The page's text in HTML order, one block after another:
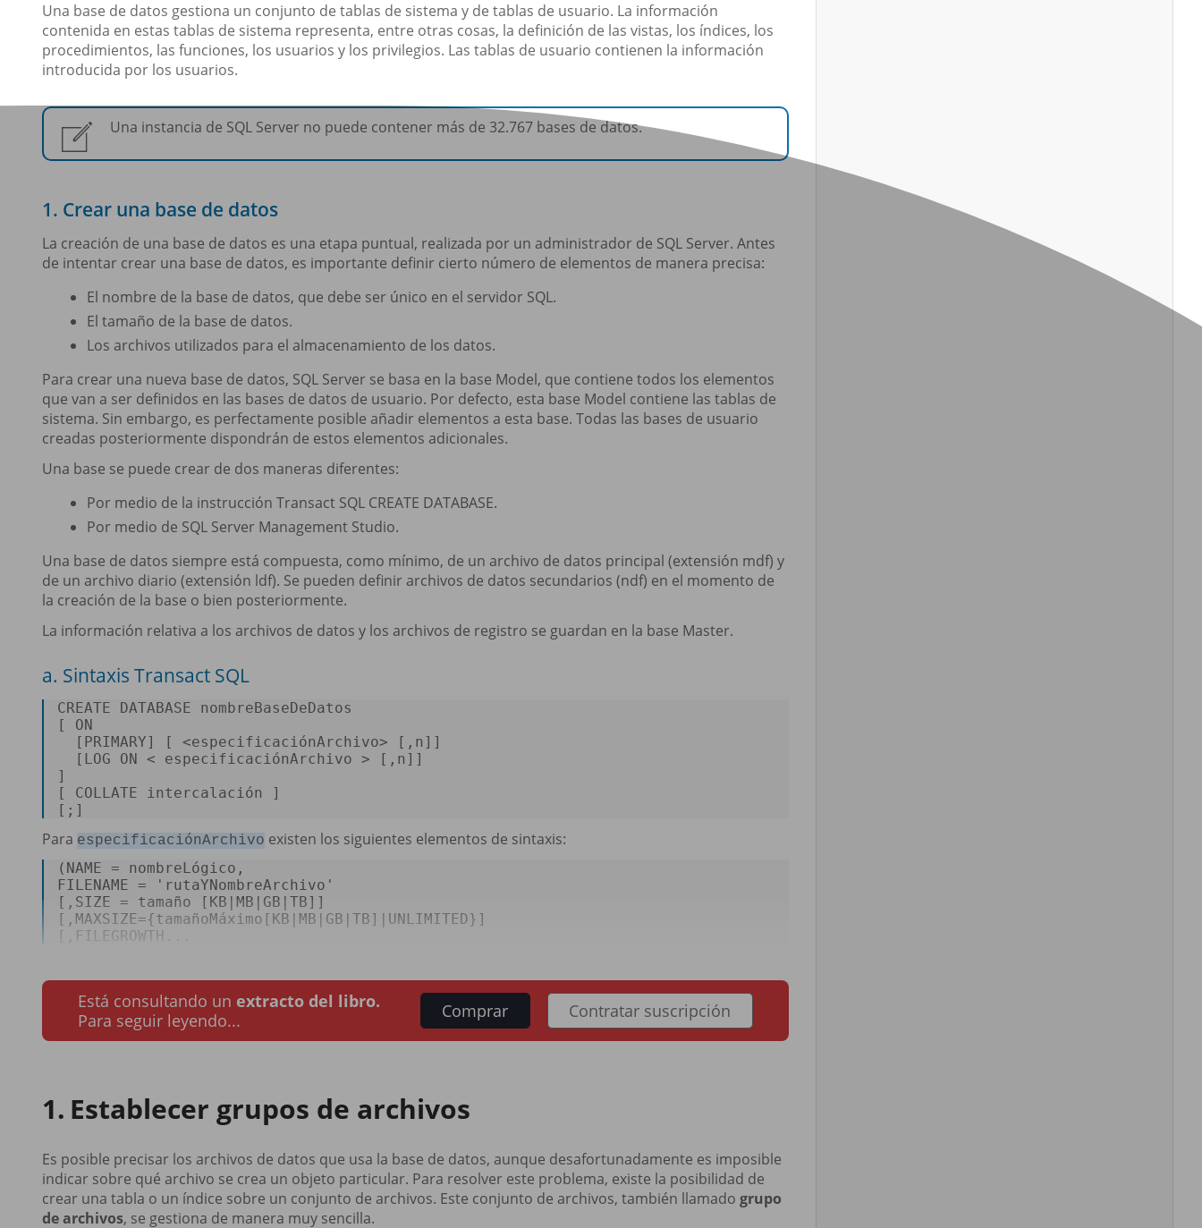
Una base de datos gestiona un conjunto de tablas de sistema y de tablas de usuario. La información
contenida en estas tablas de sistema representa, entre otras cosas, la definición de las vistas, los índices, los
procedimientos, las funciones, los usuarios y los privilegios. Las tablas de usuario contienen la información
introducida por los usuarios.
Una instancia de SQL Server no puede contener más de 32.767 bases de datos.
1. Crear una base de datos
La creación de una base de datos es una etapa puntual, realizada por un administrador de SQL Server. Antes
de intentar crear una base de datos, es importante definir cierto número de elementos de manera precisa:
El nombre de la base de datos, que debe ser único en el servidor SQL.
El tamaño de la base de datos.
Los archivos utilizados para el almacenamiento de los datos.
Para crear una nueva base de datos, SQL Server se basa en la base Model, que contiene todos los elementos
que van a ser definidos en las bases de datos de usuario. Por defecto, esta base Model contiene las tablas de
sistema. Sin embargo, es perfectamente posible añadir elementos a esta base. Todas las bases de usuario
creadas posteriormente dispondrán de estos elementos adicionales.
Una base se puede crear de dos maneras diferentes:
Por medio de la instrucción Transact SQL CREATE DATABASE.
Por medio de SQL Server Management Studio.
Una base de datos siempre está compuesta, como mínimo, de un archivo de datos principal (extensión mdf) y
de un archivo diario (extensión ldf). Se pueden definir archivos de datos secundarios (ndf) en el momento de
la creación de la base o bien posteriormente.
La información relativa a los archivos de datos y los archivos de registro se guardan en la base Master.
a. Sintaxis Transact SQL
CREATE DATABASE nombreBaseDeDatos
[ ON
[ PRIMARY] [ <especificaciónArchivo> [,n]]
[LOG ON < especificaciónArchivo > [,n]]
]
[ COLLATE intercalación ]
[;]
Para especificaciónArchivo existen los siguientes elementos de sintaxis:
(NAME = nombreLógico,
FILENAME =
'rutaYNombreArchivo'
[,SIZE = tamaño [KB|MB|GB|TB]]
[,MAXSIZE={tamañoMáximo[KB|MB|GB|TB]|UNLIMITED}]
[,FILEGROWTH...
Está consultando un extracto del libro.
Para seguir leyendo...
Comprar Contratar suscripción
Establecer grupos de archivos
Es posible precisar los archivos de datos que usa la base de datos, aunque desafortunadamente es imposible
indicar sobre qué archivo se crea un objeto particular. Para resolver este problema, existe la posibilidad de
crear una tabla o un índice sobre un conjunto de archivos. Este conjunto de archivos, también llamado grupo
de archivos, se gestiona de manera muy sencilla.